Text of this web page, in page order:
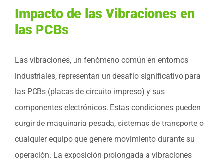
Impacto de las Vibraciones en
las PCBs
Las vibraciones, un fenómeno común en entornos
industriales, representan un desafío significativo para
las PCBs (placas de circuito impreso) y sus
componentes electrónicos. Estas condiciones pueden
surgir de maquinaria pesada, sistemas de transporte o
cualquier equipo que genere movimiento durante su
operación. La exposición prolongada a vibraciones